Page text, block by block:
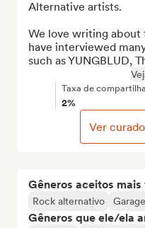
Gêneros aceitos
Rock alternativo
Gêneros que ele/ela
Alternative artists.
We love writing about
have interviewed
such as YUNGBLUD,
Taxa de
2%
Ver